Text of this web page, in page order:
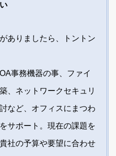
ありましたら、トントン
事務機器の事、ファイ
、ネットワークセキュリ
など、オフィスにまつわ
サポート。現在の課題を
社の予算や要望に合わせ